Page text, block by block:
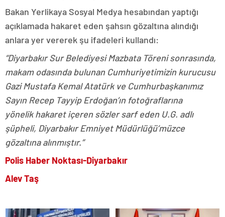
Bakan Yerlikaya Sosyal Medya hesabından yaptığı
açıklamada hakaret eden şahsın gözaltına alındığı
anlara yer vererek şu ifadeleri kullandı:
“Diyarbakır Sur Belediyesi Mazbata Töreni sonrasında,
makam odasında bulunan Cumhuriyetimizin kurucusu
Gazi Mustafa Kemal Atatürk ve Cumhurbaşkanımız
Sayın Recep Tayyip Erdoğan’ın fotoğraflarına
yönelik hakaret içeren sözler sarf eden U.G. adlı
şüpheli, Diyarbakır Emniyet Müdürlüğü’müzce
gözaltına alınmıştır.”
Polis Haber Noktası-Diyarbakır
Alev Taş